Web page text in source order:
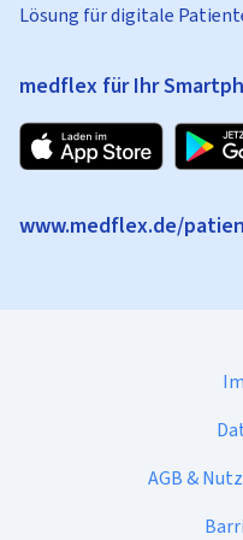
Lösung für digitale
medflex für Ihr
www.medflex.de/
AGB &